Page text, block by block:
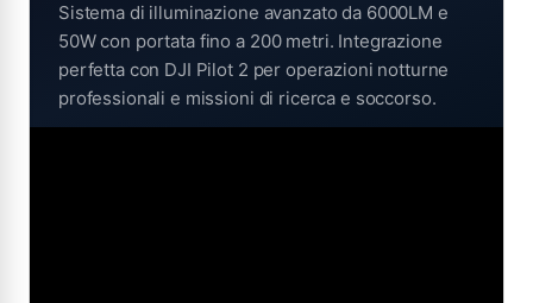
Sistema di illuminazione avanzato da 6000LM e
50W con portata fino a 200 metri. Integrazione
perfetta con DJI Pilot 2 per operazioni notturne
professionali e missioni di ricerca e soccorso.